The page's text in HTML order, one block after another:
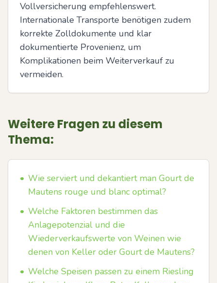
Vollversicherung empfehlenswert.
Internationale Transporte benötigen zudem
korrekte Zolldokumente und klar
dokumentierte Provenienz, um
Komplikationen beim Weiterverkauf zu
vermeiden.
Weitere Fragen zu diesem
Thema:
• Wie serviert und dekantiert man Gourt de
Mautens rouge und blanc optimal?
• Welche Faktoren bestimmen das
Anlagepotenzial und die
Wiederverkaufswerte von Weinen wie
denen von Keller oder Gourt de Mautens?
• Welche Speisen passen zu einem Riesling